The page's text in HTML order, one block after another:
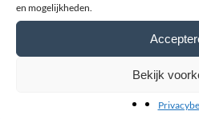
en mogelijkheden.
Bekijk
Achternaam